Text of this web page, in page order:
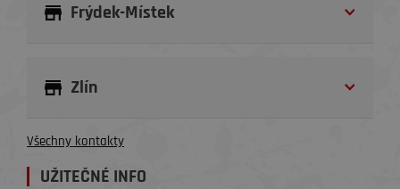
Frýdek-Místek
Zlín
Všechny kontakty
UŽITEČNÉ INFO